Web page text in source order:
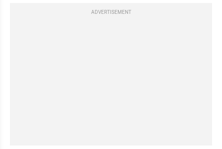
ADVERTISEMENT